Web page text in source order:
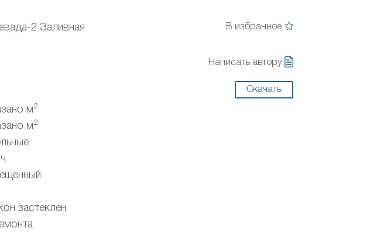
2 Заливная
м2
м2
застеклен
В избранное
Написать автору
Скачать